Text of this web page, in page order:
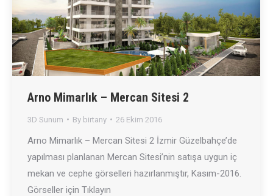
Arno Mimarlık – Mercan Sitesi 2
3D Sunum By birtany 26 Ekim 2016
Arno Mimarlık – Mercan Sitesi 2 İzmir Güzelbahçe’de
yapılması planlanan Mercan Sitesi’nin satışa uygun iç
mekan ve cephe görselleri hazırlanmıştır, Kasım-2016.
Görseller için Tıklayın